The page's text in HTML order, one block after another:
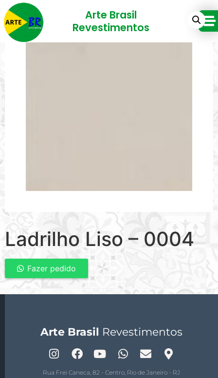
Arte Brasil
Revestimentos
Ladrilho Liso – 0004
Fazer pedido
Arte Brasil Revestimentos
Rua Frei Caneca, 82 - Centro, Rio de Janeiro - RJ